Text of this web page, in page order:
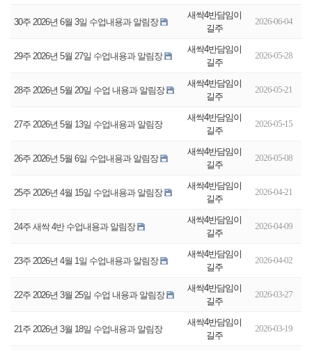
30주 2026년 6월 3일 수업내용과 알림장
새싹4반담임이
길주
2026-06-04
29주 2026년 5월 27일 수업내용과 알림장
새싹4반담임이
길주
2026-05-28
28주 2026년 5월 20일 수업 내용과 알림장
새싹4반담임이
길주
2026-05-21
27주 2026년 5월 13일 수업내용과 알림장
새싹4반담임이
길주
2026-05-15
26주 2026년 5월 6일 수업내용과 알림장
새싹4반담임이
길주
2026-05-08
25주 2026년 4월 15일 수업내용과 알림장
새싹4반담임이
길주
2026-04-21
24주 새싹 4반 수업내용과 알림장
새싹4반담임이
길주
2026-04-09
23주 2026년 4월 1일 수업내용과 알림장
새싹4반담임이
길주
2026-04-02
22주 2026년 3월 25일 수업 내용과 알림장
새싹4반담임이
길주
2026-03-27
21주 2026년 3월 18일 수업내용과 알림장
새싹4반담임이
길주
2026-03-19